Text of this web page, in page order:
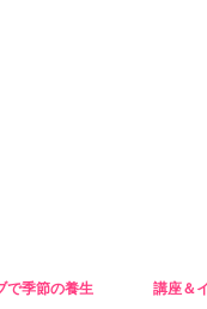
で季節の養生 講座＆